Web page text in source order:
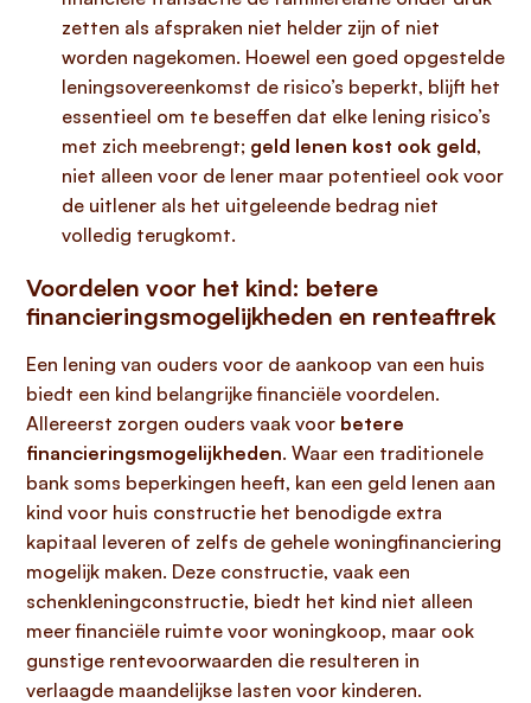
zetten als afspraken niet helder zijn of niet
worden nagekomen. Hoewel een goed opgestelde
leningsovereenkomst de risico’s beperkt, blijft het
essentieel om te beseffen dat elke lening risico’s
met zich meebrengt; geld lenen kost ook geld,
niet alleen voor de lener maar potentieel ook voor
de uitlener als het uitgeleende bedrag niet
volledig terugkomt.
Voordelen voor het kind: betere
financieringsmogelijkheden en renteaftrek
Een lening van ouders voor de aankoop van een huis
biedt een kind belangrijke financiële voordelen.
Allereerst zorgen ouders vaak voor betere
financieringsmogelijkheden. Waar een traditionele
bank soms beperkingen heeft, kan een geld lenen aan
kind voor huis constructie het benodigde extra
kapitaal leveren of zelfs de gehele woningfinanciering
mogelijk maken. Deze constructie, vaak een
schenkleningconstructie, biedt het kind niet alleen
meer financiële ruimte voor woningkoop, maar ook
gunstige rentevoorwaarden die resulteren in
verlaagde maandelijkse lasten voor kinderen.